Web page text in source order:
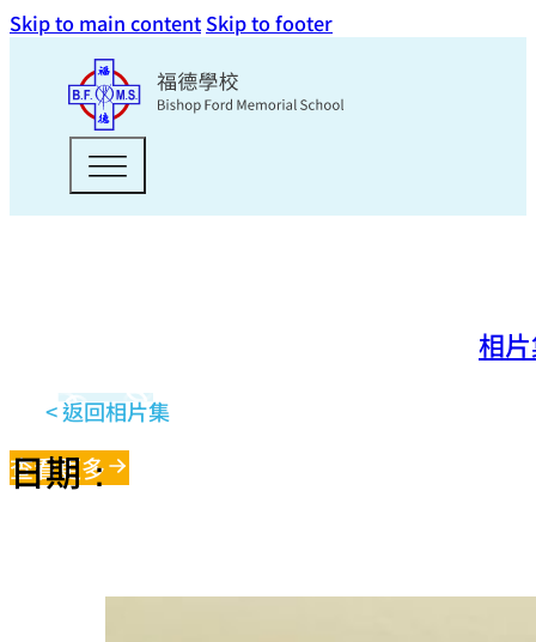
Skip to main content Skip to footer
相
< 返回相片集
查看更多
日期：